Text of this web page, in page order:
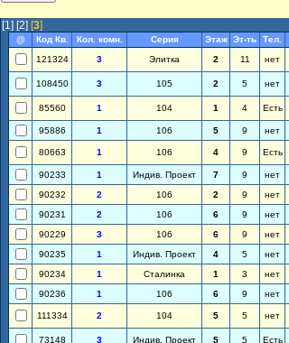
[1] [2] [3]
@ Код Кв. Кол. комн. Серия Этаж Эт-ть Тел.
121324
3 Элитка 2 11 нет
108450 3 105 2 5 нет
85560 1 104 1 4 Есть
95886 1 106 5 9 нет
80663 1 106 4 9 Есть
90233 1 Индив. Проект 7 9 нет
90232
2 106 2 9 нет
90231
2 106 6 9 нет
90229
3 106 6 9 нет
90235
1 Индив. Проект 4 5 нет
90234
1 Сталинка 1 3 нет
90236
1 106 6 9 нет
111334 2 104 5 5 нет
73148 3 Индив. Проект 5 5 Есть